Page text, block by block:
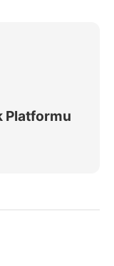
Platformu